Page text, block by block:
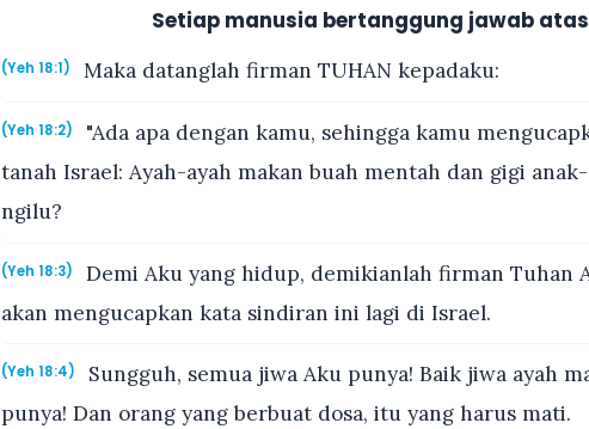
Setiap manusia bertanggung jawab
(Yeh 18:1) Maka datanglah firman TUHAN kepadaku:
(Yeh 18:2)
"Ada apa dengan kamu, sehingga kamu
tanah Israel: Ayah-ayah makan buah mentah dan gigi
ngilu?
(Yeh 18:3)
Demi Aku yang hidup, demikianlah firman Tuhan
akan mengucapkan kata sindiran ini lagi di Israel.
(Yeh 18:4)
Sungguh, semua jiwa Aku punya! Baik jiwa ayah
punya! Dan orang yang berbuat dosa, itu yang harus mati.